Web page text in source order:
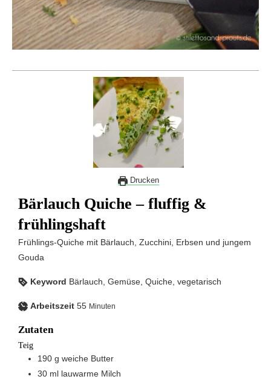
Drucken
Bärlauch Quiche – fluffig &
frühlingshaft
Frühlings-Quiche mit Bärlauch, Zucchini, Erbsen und jungem
Gouda
Keyword Bärlauch, Gemüse, Quiche, vegetarisch
Arbeitszeit 55 Minuten
Zutaten
Teig
190 g weiche Butter
30 ml lauwarme Milch